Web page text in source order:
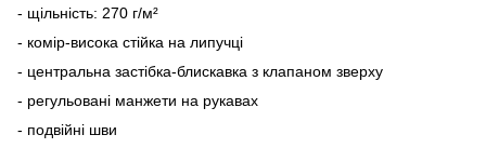
- щільність: 270 г/м²
- комір-висока стійка на липучці
- центральна застібка-блискавка з клапаном зверху
- регульовані манжети на рукавах
- подвійні шви